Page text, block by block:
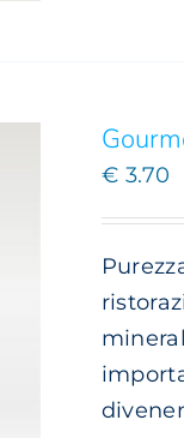
€ 3.70